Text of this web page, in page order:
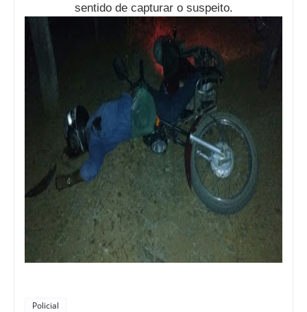
sentido de capturar o suspeito.
Policial